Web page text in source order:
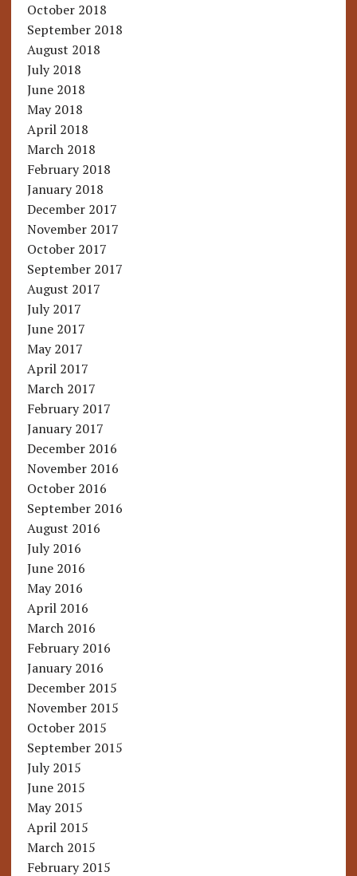
October 2018
September 2018
August 2018
July 2018
June 2018
May 2018
April 2018
March 2018
February 2018
January 2018
December 2017
November 2017
October 2017
September 2017
August 2017
July 2017
June 2017
May 2017
April 2017
March 2017
February 2017
January 2017
December 2016
November 2016
October 2016
September 2016
August 2016
July 2016
June 2016
May 2016
April 2016
March 2016
February 2016
January 2016
December 2015
November 2015
October 2015
September 2015
July 2015
June 2015
May 2015
April 2015
March 2015
February 2015